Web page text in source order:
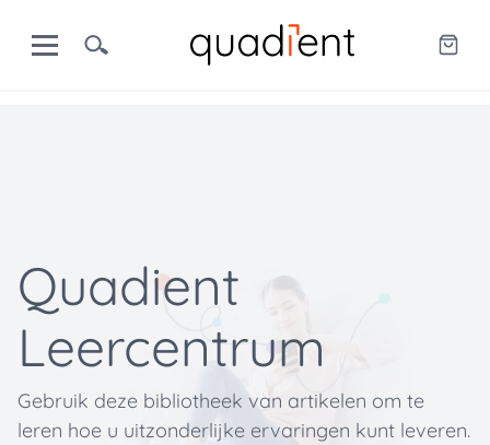
Quadient
Leercentrum
Gebruik deze bibliotheek van artikelen om te
leren hoe u uitzonderlijke ervaringen kunt leveren.